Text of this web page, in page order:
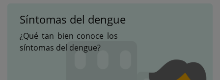
Síntomas del dengue
¿Qué tan bien conoce los
síntomas del dengue?